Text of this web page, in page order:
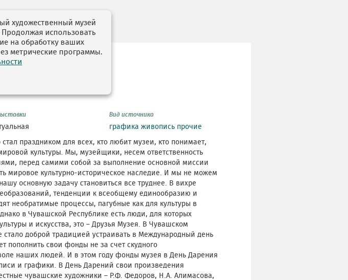
Вид источника
графика живопись прочие
праздником для всех, кто любит музеи, кто понимает,
культуры. Мы, музейщики, несем ответственность
перед самими собой за выполнение основной миссии
мировое культурно-историческое наследие. И мы не можем
основную задачу становиться все труднее. В вихре
тенденции к всеобщему единообразию и
необратимые процессы, пагубные как для культуры в
в Чувашской Республике есть люди, для которых
и искусства, это – Друзья Музея. В Чувашском
стало доброй традицией устраивать в Международный день
пополнить свои фонды не за счет скудного
наших людей. И в этом году фонды музея в День Дарения
и графики. В День Дарений свои произведения
чувашские художники – Р.Ф. Федоров, Н.А. Алимасова,
художественный музей
использовать
на обработку ваших
метрические программы.